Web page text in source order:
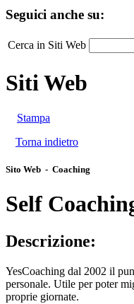
Seguici anche su:
Cerca in Siti Web
Siti Web
Stampa
Torna indietro
Sito Web - Coaching
Self
Descrizione:
YesCoaching dal 2002 il
personale. Utile per poter
proprie giornate.